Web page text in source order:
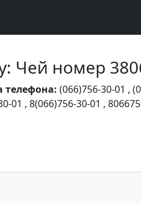
Чей номер
телефона: (066)756-30-01 ,
01 , 8(066)756-30-01 ,